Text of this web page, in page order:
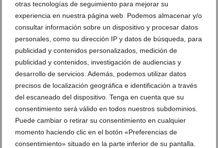
otras tecnologías de seguimiento para mejorar su
experiencia en nuestra página web. Podemos almacenar y/o
consultar información sobre un dispositivo y procesar datos
personales, como su dirección IP y datos de búsqueda, para
publicidad y contenidos personalizados, medición de
publicidad y contenidos, investigación de audiencias y
desarrollo de servicios. Además, podemos utilizar datos
precisos de localización geográfica e identificación a través
del escaneado del dispositivo. Tenga en cuenta que su
consentimiento será válido en todos nuestros subdominios.
Puede cambiar o retirar su consentimiento en cualquier
momento haciendo clic en el botón «Preferencias de
consentimiento» situado en la parte inferior de su pantalla.
El Ajedrez Viviente de Xàbia emprende una vuelta al
mundo ante cientos de espectadores
27 de julio de 2026